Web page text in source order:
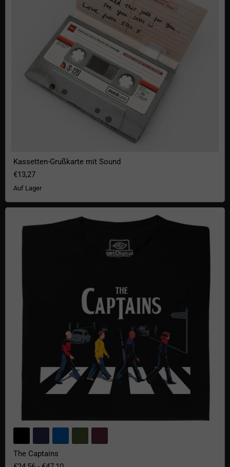
Kassetten-Grußkarte mit Sound
€13,27
Auf Lager
The Captains